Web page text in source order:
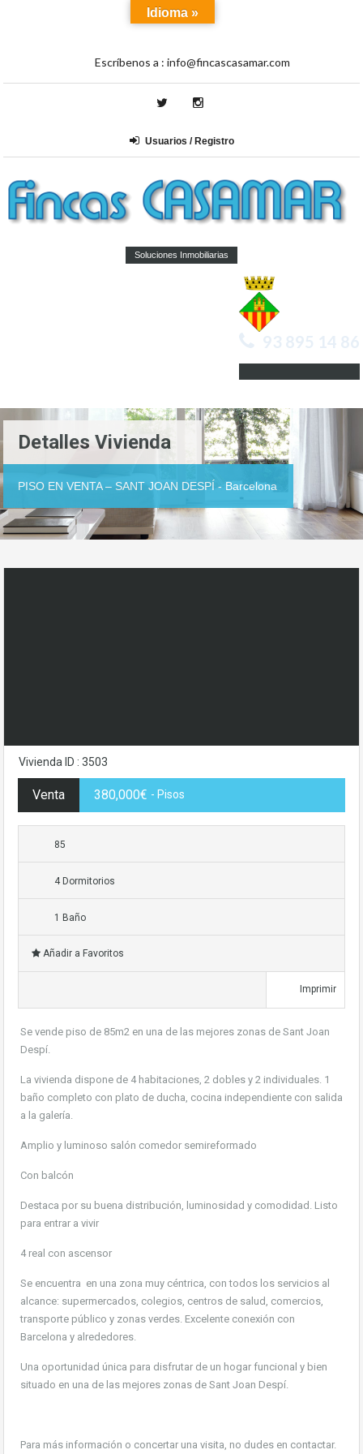
Escríbenos a : info@fincascasamar.com
Usuarios / Registro
Soluciones Inmobiliarias
93 895 14 86
Detalles Vivienda
PISO EN VENTA – SANT JOAN DESPÍ - Barcelona
Vivienda ID : 3503
Venta 380,000€ - Pisos
85
4 Dormitorios
1 Baño
Añadir a Favoritos
Imprimir
Se vende piso de 85m2 en una de las mejores zonas de Sant Joan
Despí.
La vivienda dispone de 4 habitaciones, 2 dobles y 2 individuales. 1
baño completo con plato de ducha, cocina independiente con salida
a la galería.
Amplio y luminoso salón comedor semireformado
Con balcón
Destaca por su buena distribución, luminosidad y comodidad. Listo
para entrar a vivir
4 real con ascensor
Se encuentra en una zona muy céntrica, con todos los servicios al
alcance: supermercados, colegios, centros de salud, comercios,
transporte público y zonas verdes. Excelente conexión con
Barcelona y alrededores.
Una oportunidad única para disfrutar de un hogar funcional y bien
situado en una de las mejores zonas de Sant Joan Despí.
Para más información o concertar una visita, no dudes en contactar.
Idioma »